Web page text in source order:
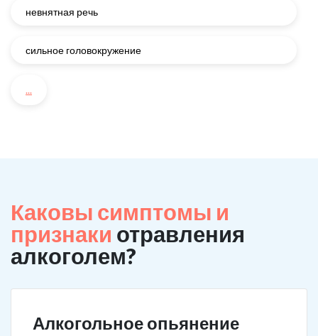
невнятная речь
сильное головокружение
...
Каковы симптомы и
признаки отравления
алкоголем?
Алкогольное опьянение